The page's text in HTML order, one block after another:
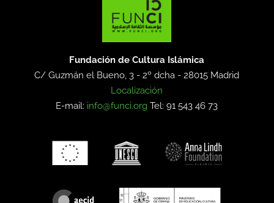
Fundación de Cultura Islámica
C/ Guzmán el Bueno, 3 - 2º dcha -28015 Madrid
Localización
E-mail: info@funci.org Tel: 91 543 46 73